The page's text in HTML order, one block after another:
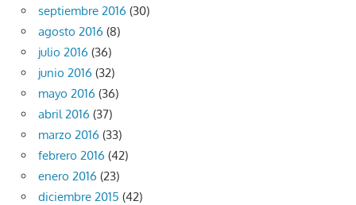
septiembre 2016 (30)
agosto 2016 (8)
julio 2016 (36)
junio 2016 (32)
mayo 2016 (36)
abril 2016 (37)
marzo 2016 (33)
febrero 2016 (42)
enero 2016 (23)
diciembre 2015 (42)